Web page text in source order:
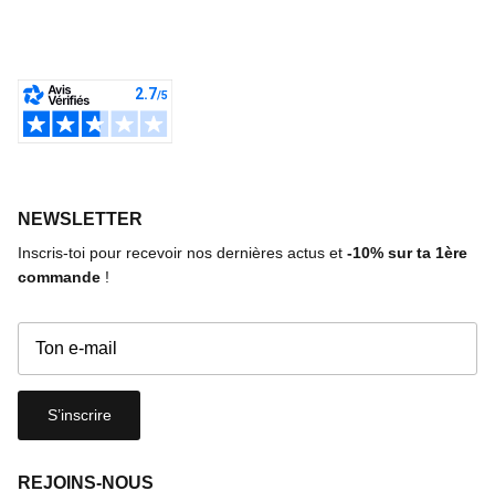
NEWSLETTER
Inscris-toi pour recevoir nos dernières actus et -10% sur ta 1ère
commande !
S’inscrire
REJOINS-NOUS